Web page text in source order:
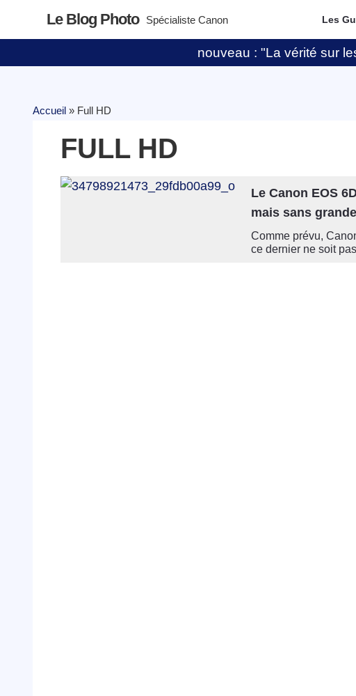
Le Blog Photo Spécialiste Canon Les
nouveau : "La vérité sur
Accueil » Full HD
FULL HD
Le Canon EOS
mais sans
Comme prévu,
ce dernier ne soit